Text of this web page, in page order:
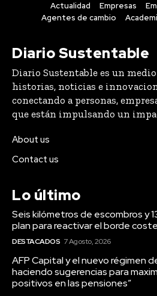
Actualidad Empresas
Agentes de cambio
Diario Sustentable
Diario Sustentable es un
historias, noticias e
conectando a personas,
que están impulsando un
About us
Contact us
Lo último
Seis kilómetros de escombros y
plan para reactivar el borde
DESTACADOS 7 Agosto, 2026
AFP Capital y el nuevo régimen
haciendo sugerencias para
positivos en las pensiones”